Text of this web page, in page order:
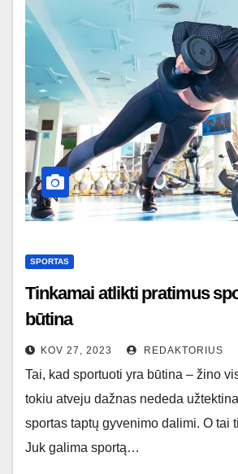
SPORTAS
Tinkamai atlikti pratimus
būtina
KOV 27, 2023 REDAKTORIUS
Tai, kad sportuoti yra būtina – žino
tokiu atveju dažnas nededa
sportas taptų gyvenimo dalimi. O tai
Juk galima sportą…